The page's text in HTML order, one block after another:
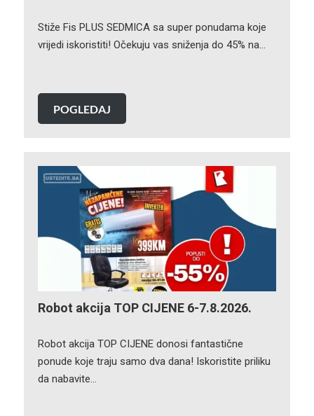
Stiže Fis PLUS SEDMICA sa super ponudama koje
vrijedi iskoristiti! Očekuju vas sniženja do 45% na…
POGLEDAJ
Robot akcija TOP CIJENE 6-7.8.2026.
Robot akcija TOP CIJENE donosi fantastične
ponude koje traju samo dva dana! Iskoristite priliku
da nabavite…